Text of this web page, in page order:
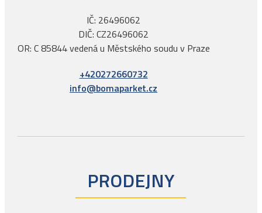
IČ: 26496062
DIČ: CZ26496062
OR: C 85844 vedená u Městského soudu v Praze
+420272660732
info@bomaparket.cz
PRODEJNY